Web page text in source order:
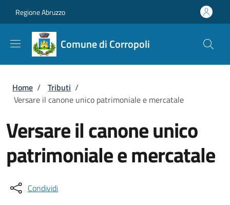
Regione Abruzzo
Comune di Corropoli
Briciole di pane
Home / Tributi /
Versare il canone unico patrimoniale e mercatale
Versare il canone unico
patrimoniale e mercatale
Condividi